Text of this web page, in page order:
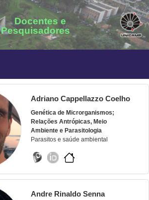
Docentes e
Pesquisadores
Adriano Cappellazzo Coelho
Genética de Microrganismos;
Relações Antrópicas, Meio
Ambiente e Parasitologia
Parasitos e saúde ambiental
Andre Rinaldo Senna